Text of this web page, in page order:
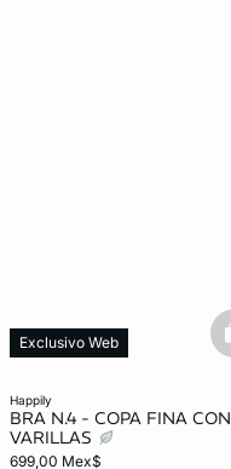
happily
BRA N.4 - COPA FINA CON
VARILLAS
699,00 Mex$
Exclusivo Web